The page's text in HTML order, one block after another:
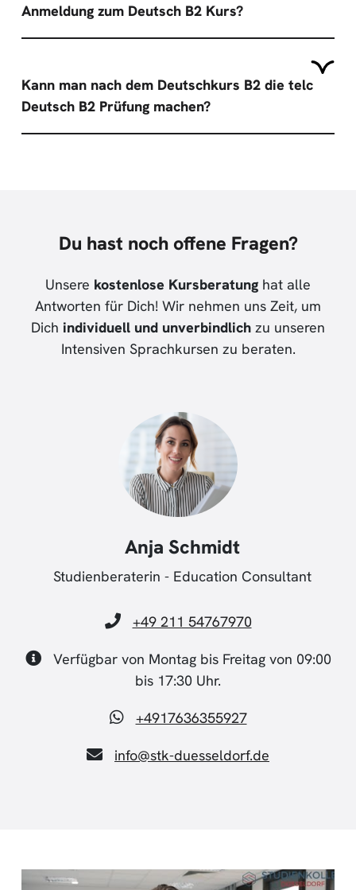
Anmeldung zum Deutsch B2 Kurs?
Kann man nach dem Deutschkurs B2 die telc
Deutsch B2 Prüfung machen?
Du hast noch offene Fragen?
Unsere kostenlose Kursberatung hat alle
Antworten für Dich! Wir nehmen uns Zeit, um
Dich individuell und unverbindlich zu unseren
Intensiven Sprachkursen zu beraten.
Anja Schmidt
Studienberaterin - Education Consultant
+49 211 54767970
Verfügbar von Montag bis Freitag von 09:00
bis 17:30 Uhr.
+4917636355927
info@stk-duesseldorf.de